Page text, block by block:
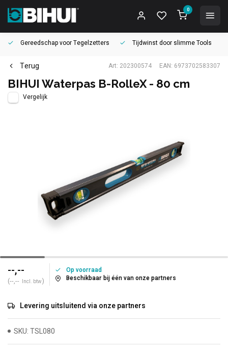
0
Gereedschap voorTegelzetters Tijdwinst door slimme Tools
Terug Art: 202300574 EAN: 6973702583307
BIHUI Waterpas B-RolleX - 80 cm
Vergelijk
--,--
(--,-- Incl. btw)
Op voorraad
Beschikbaar bij één van onze partners
Levering uitsluitend via onze partners
SKU: TSL080